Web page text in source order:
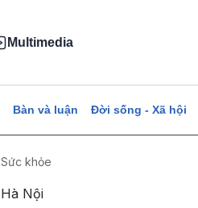
Multimedia
Bàn và luận Đời sống - Xã hội
Sức khỏe
Hà Nội